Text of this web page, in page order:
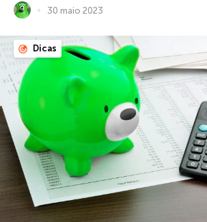
30 maio 2023
Dicas